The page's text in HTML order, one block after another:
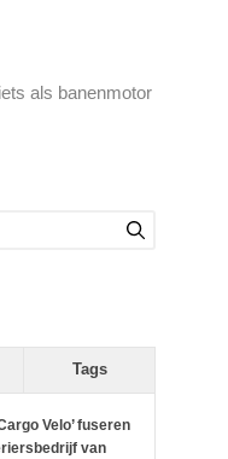
als banenmotor
Tags
Velo’ fuseren
van